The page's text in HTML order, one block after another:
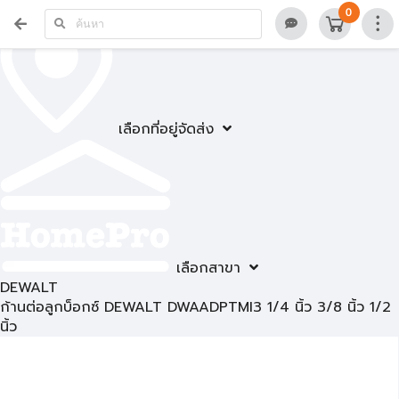
เลือกที่อยู่จัดส่ง
เลือกสาขา
0
DEWALT
ก้านต่อลูกบ็อกซ์ DEWALT DWAADPTMI3 1/4 นิ้ว 3/8 นิ้ว 1/2
นิ้ว